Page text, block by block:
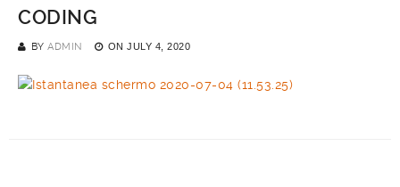
CODING
BY ADMIN ON JULY 4, 2020